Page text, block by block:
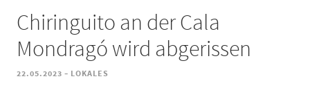
Chiringuito an der Cala
Mondragó wird abgerissen
22.05.2023 - LOKALES